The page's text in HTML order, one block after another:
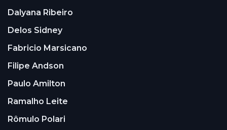
Dalyana Ribeiro
Delos Sidney
Fabricio Marsicano
Filipe Andson
Paulo Amilton
Ramalho Leite
Rômulo Polari